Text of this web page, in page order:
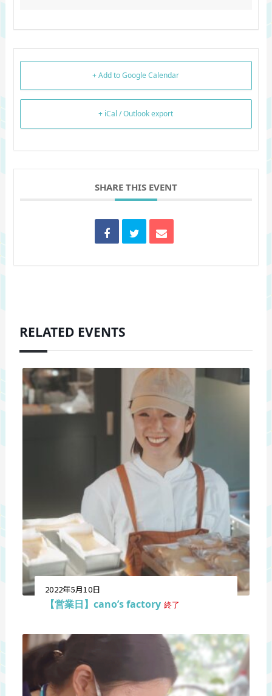
+ Add to Google Calendar
+ iCal / Outlook export
SHARE THIS EVENT
RELATED EVENTS
2022年5月10日
【営業日】cano’s factory 終了